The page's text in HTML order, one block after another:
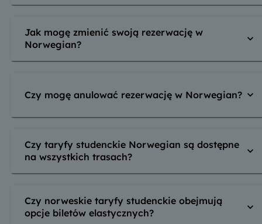
Jak mogę zmienić swoją rezerwację w
Norwegian?
Czy mogę anulować rezerwację w Norwegian?
Czy taryfy studenckie Norwegian są dostępne
na wszystkich trasach?
Czy norweskie taryfy studenckie obejmują
opcje biletów elastycznych?